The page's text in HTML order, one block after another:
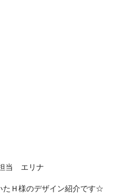
当 エリナ
たＨ様のデザイン紹介です☆